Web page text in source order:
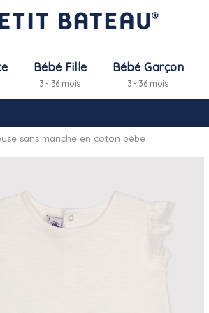
Bébé Fille
3 - 36 mois
Bébé Garçon
3 - 36 mois
sans manche en coton bébé